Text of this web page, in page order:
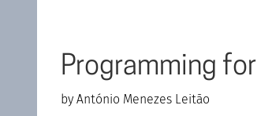
Programming
António Menezes Leitão